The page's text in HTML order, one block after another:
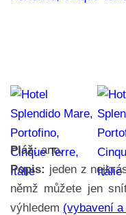
Pláž:ano.
Popis: jeden z
němž můžete jen
výhledem (vybavení